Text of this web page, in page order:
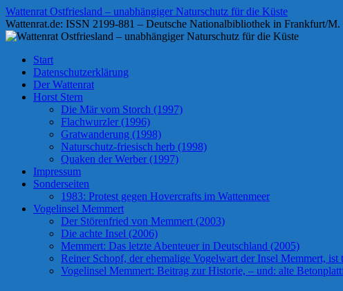
Zum
Inhalt
springen
Wattenrat Ostfriesland – unabhängiger Naturschutz für die Küste
Wattenrat.de: ISSN 2199-881 – Deutsche Nationalbibliothek in Frankfurt/M.
Start
Datenschutzerklärung
Der Wattenrat
Horst Stern
Die Mär vom Storch (1997)
Flachwurzler (1996)
Gratwanderung (1998)
Naturschutz-friesisch herb (1998)
Quaken der Werber (1997)
Impressum
Sonderseiten
1983: Protest gegen Hovercrafts im Wattenmeer
Vogelinsel Memmert
Der Störenfried von Memmert (2003)
Die achte Insel (2006)
Memmert: Das letzte Abenteuer in Deutschland (2005)
Reiner Schopf, der ehemalige Vogelwart der Insel Memmert,
Vogelinsel Memmert: Beitrag zur Historie, – und: alte